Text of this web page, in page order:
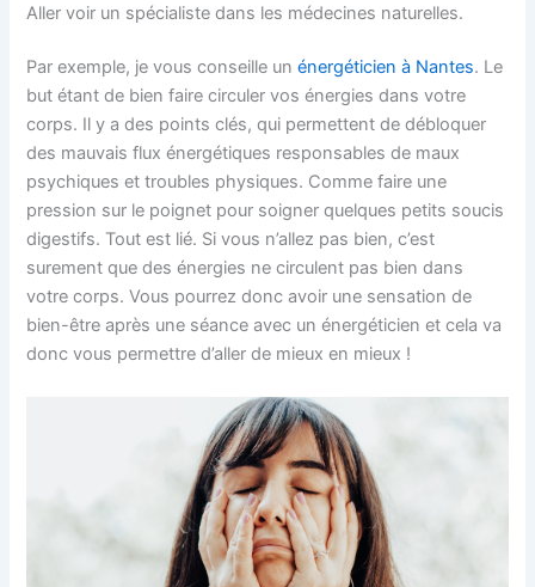
Aller voir un spécialiste dans les médecines naturelles.
Par exemple, je vous conseille unénergéticien à Nantes. Le
but étant de bien faire circuler vos énergies dans votre
corps. Il y a des points clés, qui permettent de débloquer
des mauvais flux énergétiques responsables de maux
psychiques et troubles physiques. Comme faire une
pression sur le poignet pour soigner quelques petits soucis
digestifs. Tout est lié. Si vous n’allez pas bien, c’est
surement que des énergies ne circulent pas bien dans
votre corps. Vous pourrez donc avoir une sensation de
bien-être après une séance avec un énergéticien et cela va
donc vous permettre d’aller de mieux en mieux !